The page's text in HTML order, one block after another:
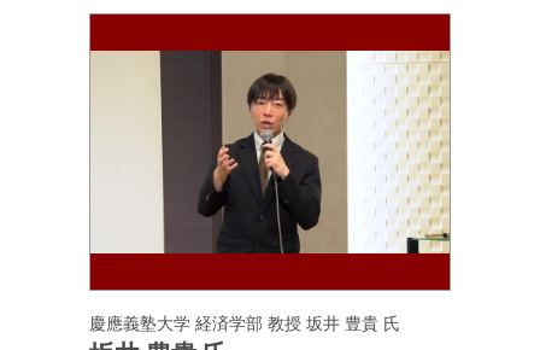
慶應義塾大学 経済学部 教授 坂井 豊貴 氏